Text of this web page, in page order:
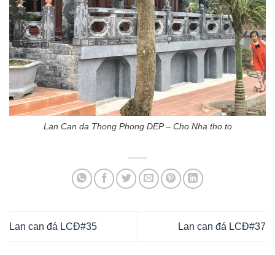
Lan Can da Thong Phong DEP – Cho Nha tho to
Lan can đá LCĐ#35 Lan can đá LCĐ#37